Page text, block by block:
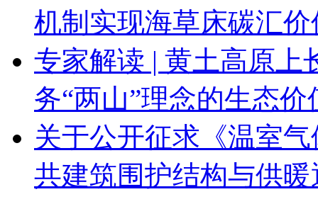
机制实现海草床碳汇价
专家解读 | 黄土高原上
务“两山”理念的生态价
关于公开征求《温室
共建筑围护结构与供